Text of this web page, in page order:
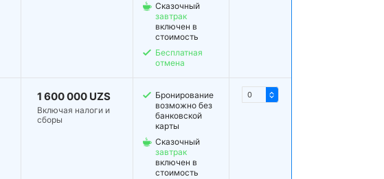
1 600 000 UZS
Включая налоги и
сборы
Сказочный
завтрак
включен в
стоимость
Бесплатная
отмена
Бронирование
возможно без
банковской
карты
Сказочный
завтрак
включен в
стоимость